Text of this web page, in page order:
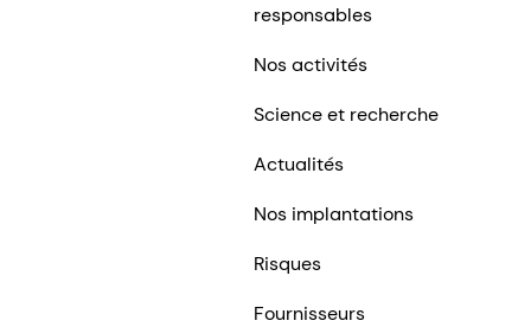
responsables
Nos activités
Science et recherche
Actualités
Nos implantations
Risques
Fournisseurs